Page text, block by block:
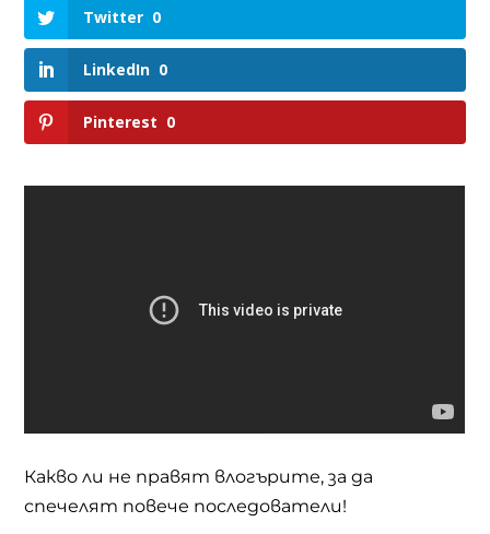
Twitter 0
LinkedIn 0
Pinterest 0
Какво ли не правят влогърите, за да
спечелят повече последователи!